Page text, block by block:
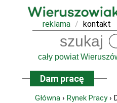
reklama / kontakt
Dam pracę
Główna › Rynek Pracy›